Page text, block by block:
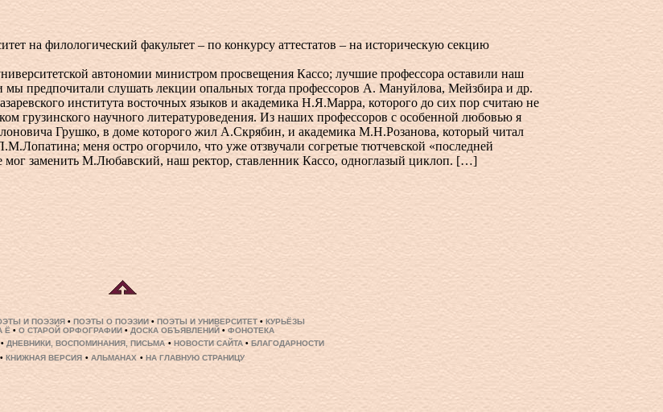
на филологический факультет – по конкурсу аттестатов – на историческую секцию
автономии министром просвещения Кассо; лучшие профессора оставили наш
мы предпочитали слушать лекции опальных тогда профессоров А. Мануйлова, Мейзбира и др.
института восточных языков и академика Н.Я.Марра, которого до сих пор считаю не
грузинского научного литературоведения. Из наших профессоров с особенной любовью я
Грушко, в доме которого жил А.Скрябин, и академика М.Н.Розанова, который читал
меня остро огорчило, что уже отзвучали согретые тютчевской «последней
заменить М.Любавский, наш ректор, ставленник Кассо, одноглазый циклоп. […]